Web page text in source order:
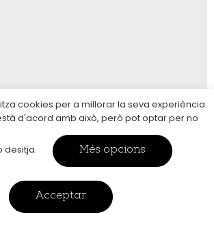
de la infraestructura
projectes.
de ceràmica i la fusteria
cookies per a millorar la seva experiència.
d'acord amb això, però pot optar per no
desitja. Més opcions
Acceptar